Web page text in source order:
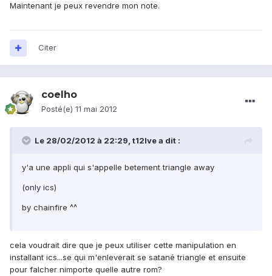
Maintenant je peux revendre mon note.
Citer
coelho
Posté(e) 11 mai 2012
Le 28/02/2012 à 22:29, t12lve a dit :
y'a une appli qui s'appelle betement triangle away
(only ics)
by chainfire ^^
cela voudrait dire que je peux utiliser cette manipulation en
installant ics...se qui m'enleverait se satané triangle et ensuite
pour falcher nimporte quelle autre rom?